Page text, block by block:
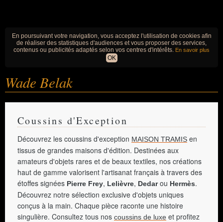
En poursuivant votre navigation, vous acceptez l'utilisation de cookies afin
de réaliser des statistiques d'audiences et vous proposer des services,
contenus ou publicités adaptés selon vos centres d'intérêts. En savoir plus
OK
Wade Belak
Coussins d'Exception
Découvrez les coussins d'exception MAISON TRAMIS en
tissus de grandes maisons d'édition. Destinées aux
amateurs d'objets rares et de beaux textiles, nos créations
haut de gamme valorisent l'artisanat français à travers des
étoffes signées Pierre Frey, Lelièvre, Dedarou Hermès.
Découvrez notre sélection exclusive d'objets uniques
conçus à la main. Chaque pièce raconte une histoire
singulière. Consultez tous nos coussins de luxe et profitez